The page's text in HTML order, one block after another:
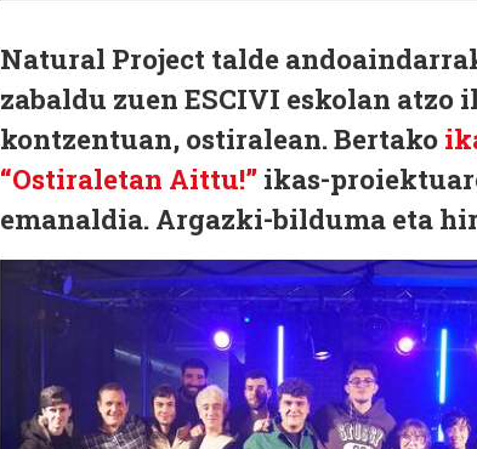
Natural Project talde
zabaldu zuen ESCIVI eskolan atzo
kontzentuan, ostiralean. Bertako
“Ostiraletan Aittu!” ikas-
emanaldia. Argazki-bilduma eta